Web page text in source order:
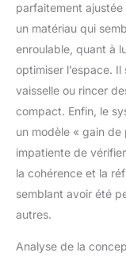
parfaitement
un matériau qui
enroulable, quant à
optimiser l’espace.
vaisselle ou rincer
compact. Enfin, le
un modèle « gain de
impatiente de
la cohérence et la
semblant avoir été
autres.
Analyse de la